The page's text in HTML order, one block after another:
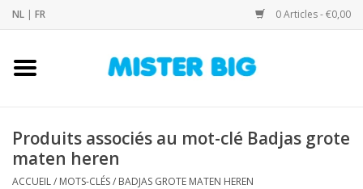
NL | FR 0 Articles - €0,00
Accueil
Notre Boutique
Produits associés au mot-clé Badjas grote
maten heren
ACCUEIL/ MOTS-CLÉS/ BADJAS GROTE MATEN HEREN